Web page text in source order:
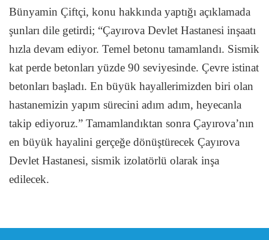
Bünyamin Çiftçi, konu hakkında yaptığı açıklamada
şunları dile getirdi; “Çayırova Devlet Hastanesi inşaatı
hızla devam ediyor. Temel betonu tamamlandı. Sismik
kat perde betonları yüzde 90 seviyesinde. Çevre istinat
betonları başladı. En büyük hayallerimizden biri olan
hastanemizin yapım sürecini adım adım, heyecanla
takip ediyoruz.” Tamamlandıktan sonra Çayırova’nın
en büyük hayalini gerçeğe dönüştürecek Çayırova
Devlet Hastanesi, sismik izolatörlü olarak inşa
edilecek.